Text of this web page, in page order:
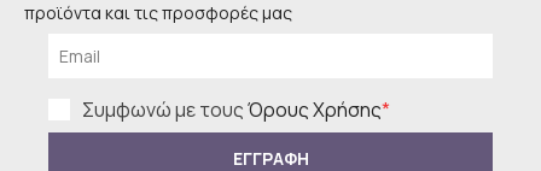
προϊόντα και τις προσφορές μας
Συμφωνώ με τουςΌρους Χρήσης*
ΕΓΓΡΑΦΗ